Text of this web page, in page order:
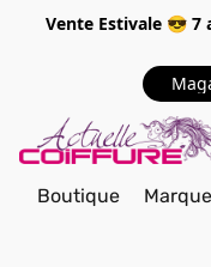
Vente Estivale 😎
Boutique